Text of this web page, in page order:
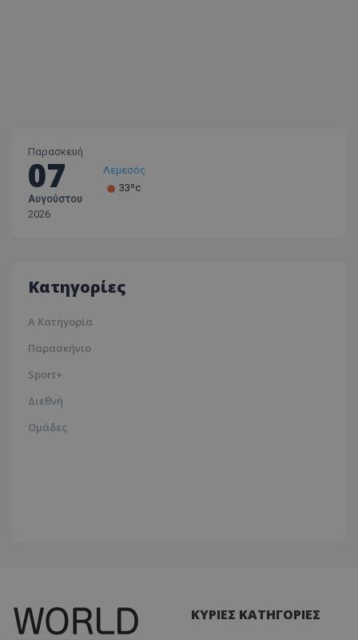
Παρασκευή
07
Αυγούστου
2026
Λεμεσός
33ºc
Κατηγορίες
Α Κατηγορία
Παρασκήνιο
Sport+
Διεθνή
Ομάδες
ΚΥΡΙΕΣ ΚΑΤΗΓΟΡΙΕΣ